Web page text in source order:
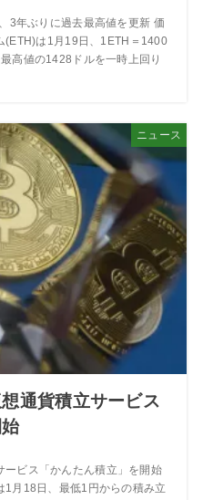
3年ぶりに過去最高値を更新 価
(ETH)は1月19日、1ETH＝1400
高値の1428ドルを一時上回り
ニュース
通貨積立サービス
ービス「かんたん積立」を開始
1月18日、最低1円からの積み立